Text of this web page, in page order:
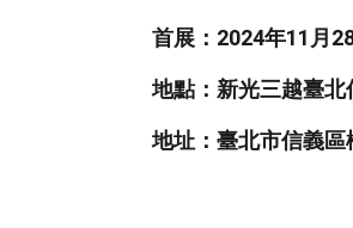
首展：2024年11月
地點：新光三越臺
地址：臺北市信義區